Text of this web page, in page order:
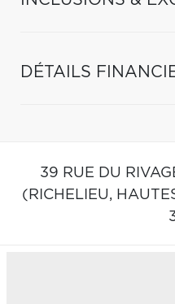
DÉTAILS
39 RUE DU
(RICHELIEU,